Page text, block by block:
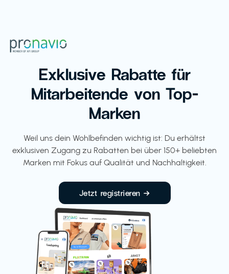
Exklusive Rabatte für
Mitarbeitende von Top-
Marken
Weil uns dein Wohlbefinden wichtig ist: Du erhältst
exklusiven Zugang zu Rabatten bei über 150+ beliebten
Marken mit Fokus auf Qualität und Nachhaltigkeit.
Jetzt registrieren →